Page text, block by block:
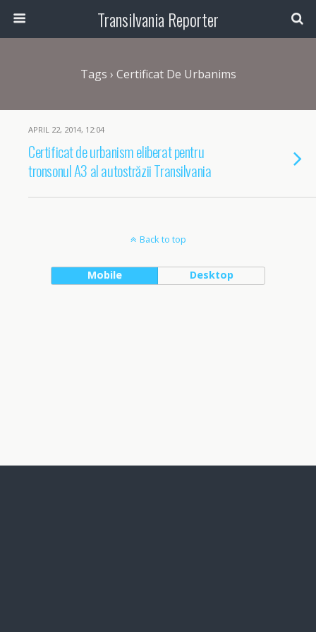
Transilvania Reporter
Tags › Certificat De Urbanims
APRIL 22, 2014, 12:04
Certificat de urbanism eliberat pentru
tronsonul A3 al autostrăzii Transilvania
Back to top
Mobile Desktop